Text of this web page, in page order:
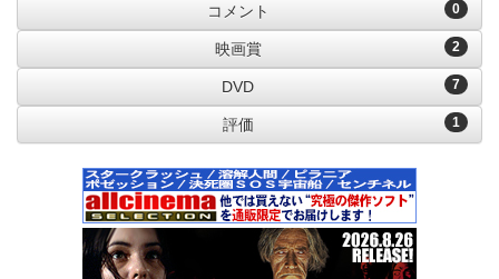
0
コメント
2
映画賞
7
DVD
1
評価